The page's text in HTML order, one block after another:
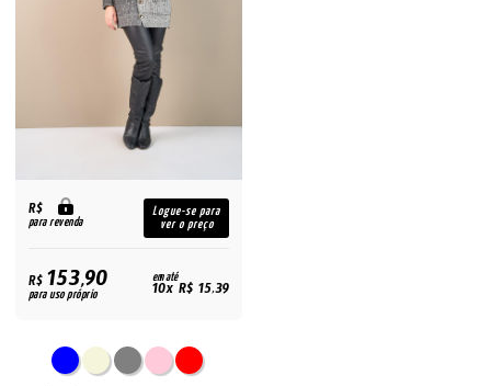
R$
para revenda
Logue-se para
ver o preço
R$153,90
para uso próprio
em até
10x R$ 15,39